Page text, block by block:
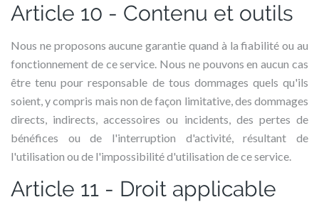
Article 10 - Contenu et outils
Nous ne proposons aucune garantie quand à la fiabilité ou au
fonctionnement de ce service. Nous ne pouvons en aucun cas
être tenu pour responsable de tous dommages quels qu'ils
soient, y compris mais non de façon limitative, des dommages
directs, indirects, accessoires ou incidents, des pertes de
bénéfices ou de l'interruption d'activité, résultant de
l'utilisation ou de l'impossibilité d'utilisation de ce service.
Article 11 - Droit applicable